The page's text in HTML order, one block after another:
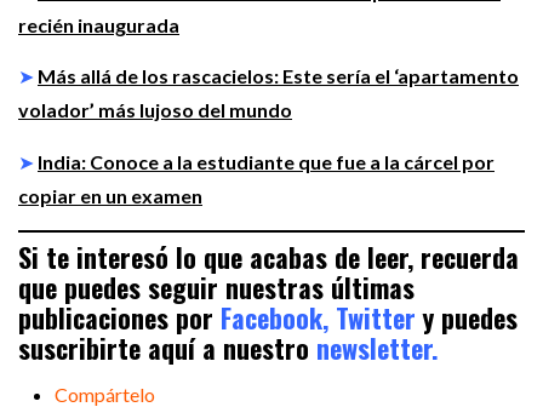
recién inaugurada
➤ Más allá de los rascacielos: Este sería el ‘apartamento
volador’ más lujoso del mundo
➤ India: Conoce a la estudiante que fue a la cárcel por
copiar en un examen
Si te interesó lo que acabas de leer, recuerda
que puedes seguir nuestras últimas
publicaciones por Facebook, Twitter y puedes
suscribirte aquí a nuestro newsletter.
Compártelo